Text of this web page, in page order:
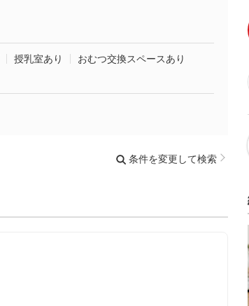
授乳室あり
おむつ交換スペースあり
条件を変更して検索